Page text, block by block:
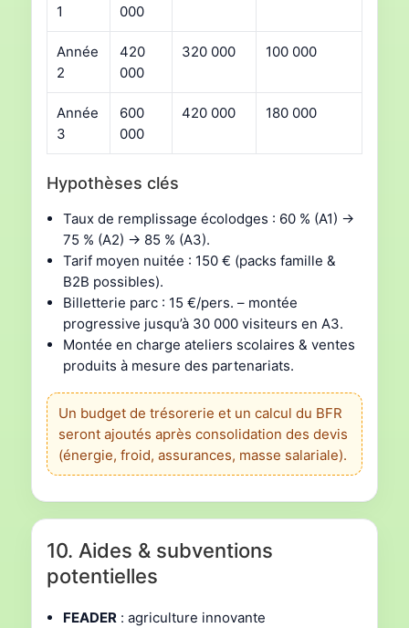
1
000
Année
2
420
000
320 000 100 000
Année
3
600
000
420 000 180 000
Hypothèses clés
Taux de remplissage écolodges : 60 % (A1) →
75 % (A2) → 85 % (A3).
Tarif moyen nuitée : 150 € (packs famille &
B2B possibles).
Billetterie parc : 15 €/pers. – montée
progressive jusqu’à 30 000 visiteurs en A3.
Montée en charge ateliers scolaires & ventes
produits à mesure des partenariats.
Un budget de trésorerie et un calcul du BFR
seront ajoutés après consolidation des devis
(énergie, froid, assurances, masse salariale).
10. Aides & subventions
potentielles
FEADER : agriculture innovante